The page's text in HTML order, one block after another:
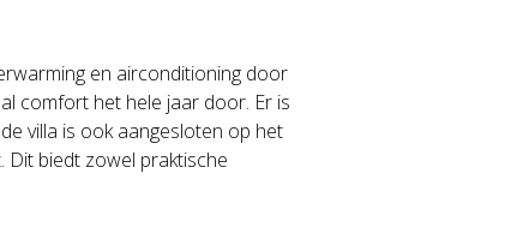
en airconditioning door
comfort het hele jaar door. Er is
villa is ook aangesloten op het
Dit biedt zowel praktische